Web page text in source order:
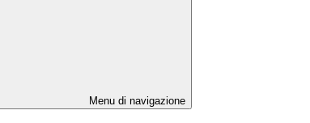
Menu di navigazione